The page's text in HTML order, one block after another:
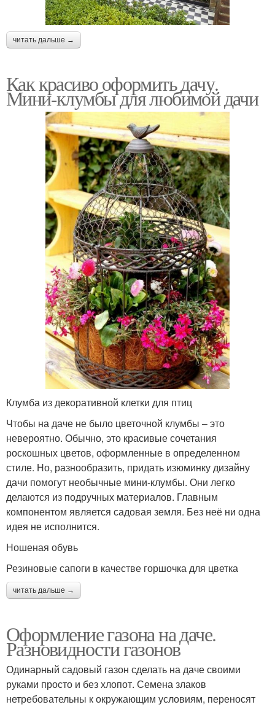
читать дальше →
Как красиво оформить дачу.
Мини-клумбы для любимой дачи
Клумба из декоративной клетки для птиц
Чтобы на даче не было цветочной клумбы – это
невероятно. Обычно, это красивые сочетания
роскошных цветов, оформленные в определенном
стиле. Но, разнообразить, придать изюминку дизайну
дачи помогут необычные мини-клумбы. Они легко
делаются из подручных материалов. Главным
компонентом является садовая земля. Без неё ни одна
идея не исполнится.
Ношеная обувь
Резиновые сапоги в качестве горшочка для цветка
читать дальше →
Оформление газона на даче.
Разновидности газонов
Одинарный садовый газон сделать на даче своими
руками просто и без хлопот. Семена злаков
нетребовательны к окружающим условиям, переносят